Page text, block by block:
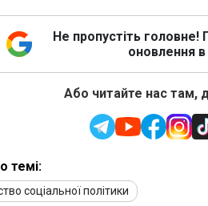
Не пропустіть головне!
оновлення
Або читайте нас там,
темі:
соціальної політики